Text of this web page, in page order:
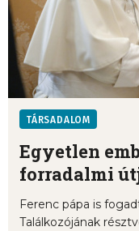
TÁRSADALOM
Egyetlen
forradalmi
Ferenc pápa is
Találkozójának